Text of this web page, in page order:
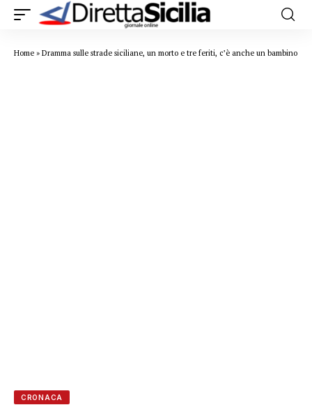
Home » Dramma sulle strade siciliane, un morto e tre feriti, c’è anche un bambino
CRONACA